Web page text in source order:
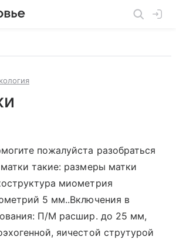
пожалуйста разобраться
такие: размеры матки
миометрия
5 мм..Включения в
П/М расшир. до 25 мм,
яичестой струтурой